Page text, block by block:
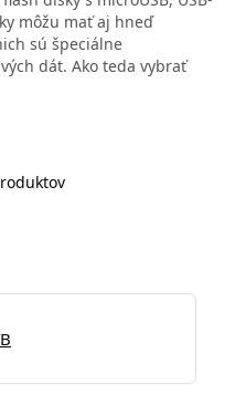
môžu mať aj hneď
sú špeciálne
dát. Ako teda vybrať